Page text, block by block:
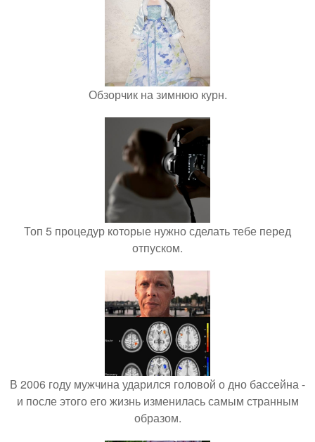
Обзорчик на зимнюю курн.
Топ 5 процедур которые нужно сделать тебе перед
отпуском.
В 2006 году мужчина ударился головой о дно бассейна -
и после этого его жизнь изменилась самым странным
образом.